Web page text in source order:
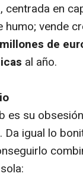
, centrada en
vende
de
al año.
es su
igual lo